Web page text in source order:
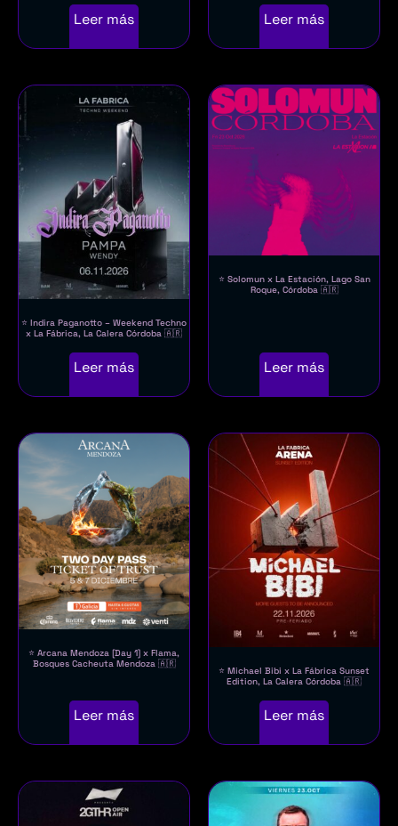
Leer más Leer más
⭐ Indira Paganotto – Weekend Techno
x La Fábrica, La Calera Córdoba 🇦🇷
Leer más
⭐ Solomun x La Estación, Lago San
Roque, Córdoba 🇦🇷
Leer más
⭐ Arcana Mendoza [Day 1] x Flama,
Bosques Cacheuta Mendoza 🇦🇷
Leer más
⭐ Michael Bibi x La Fábrica Sunset
Edition, La Calera Córdoba 🇦🇷
Leer más